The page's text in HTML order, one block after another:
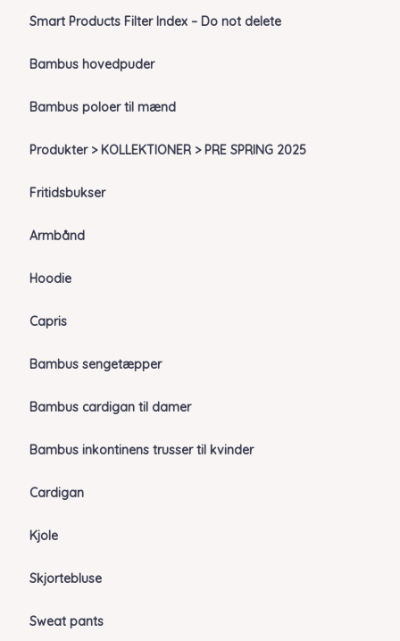
Smart Products Filter Index – Do not delete
Bambus hovedpuder
Bambus poloer til mænd
Produkter > KOLLEKTIONER > PRE SPRING 2025
Fritidsbukser
Armbånd
Hoodie
Capris
Bambus sengetæpper
Bambus cardigan til damer
Bambus inkontinens trusser til kvinder
Cardigan
Kjole
Skjortebluse
Sweat pants